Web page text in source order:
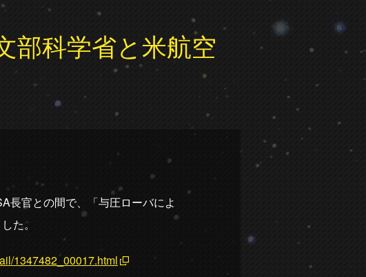
部科学省と米航空
長官との間で、「与圧ローバによ
た。
1347482_00017.html